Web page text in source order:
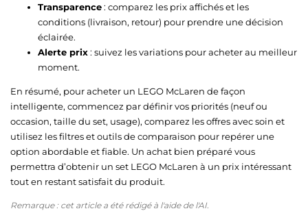
Transparence: comparez les prix affichés et les
conditions (livraison, retour) pour prendre une décision
éclairée.
Alerte prix: suivez les variations pour acheter au meilleur
moment.
En résumé, pour acheter un LEGO McLaren de façon
intelligente, commencez par définir vos priorités (neuf ou
occasion, taille du set, usage), comparez les offres avec soin et
utilisez les filtres et outils de comparaison pour repérer une
option abordable et fiable. Un achat bien préparé vous
permettra d’obtenir un set LEGO McLaren à un prix intéressant
tout en restant satisfait du produit.
Remarque : cet article a été rédigé à l'aide de l'AI.